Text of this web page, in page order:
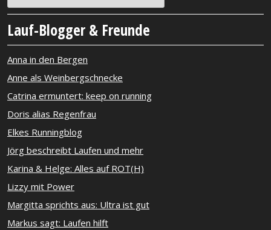
Lauf-Blogger & Freunde
Anna in den Bergen
Anne als Weinbergschnecke
Catrina ermuntert: keep on running
Doris alias Regenfrau
Elkes Runningblog
Jörg beschreibt Laufen und mehr
Karina & Helge: Alles auf ROT(H)
Lizzy mit Power
Margitta sprichts aus: Ultra ist gut
Markus sagt: Laufen hilft